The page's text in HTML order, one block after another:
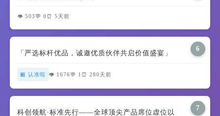
👁️ 503 💬 0 ⏰ 5天前
6
「严选标杆优品，诚邀优质伙伴共启价值盛宴」
🏪 认准啦 👁️ 1676 💬 1 ⏰ 280天前
7
科创领航·标准先行——全球顶尖产品席位虚位以